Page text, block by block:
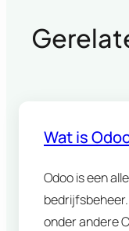
Wat is
Odoo is een
onder andere